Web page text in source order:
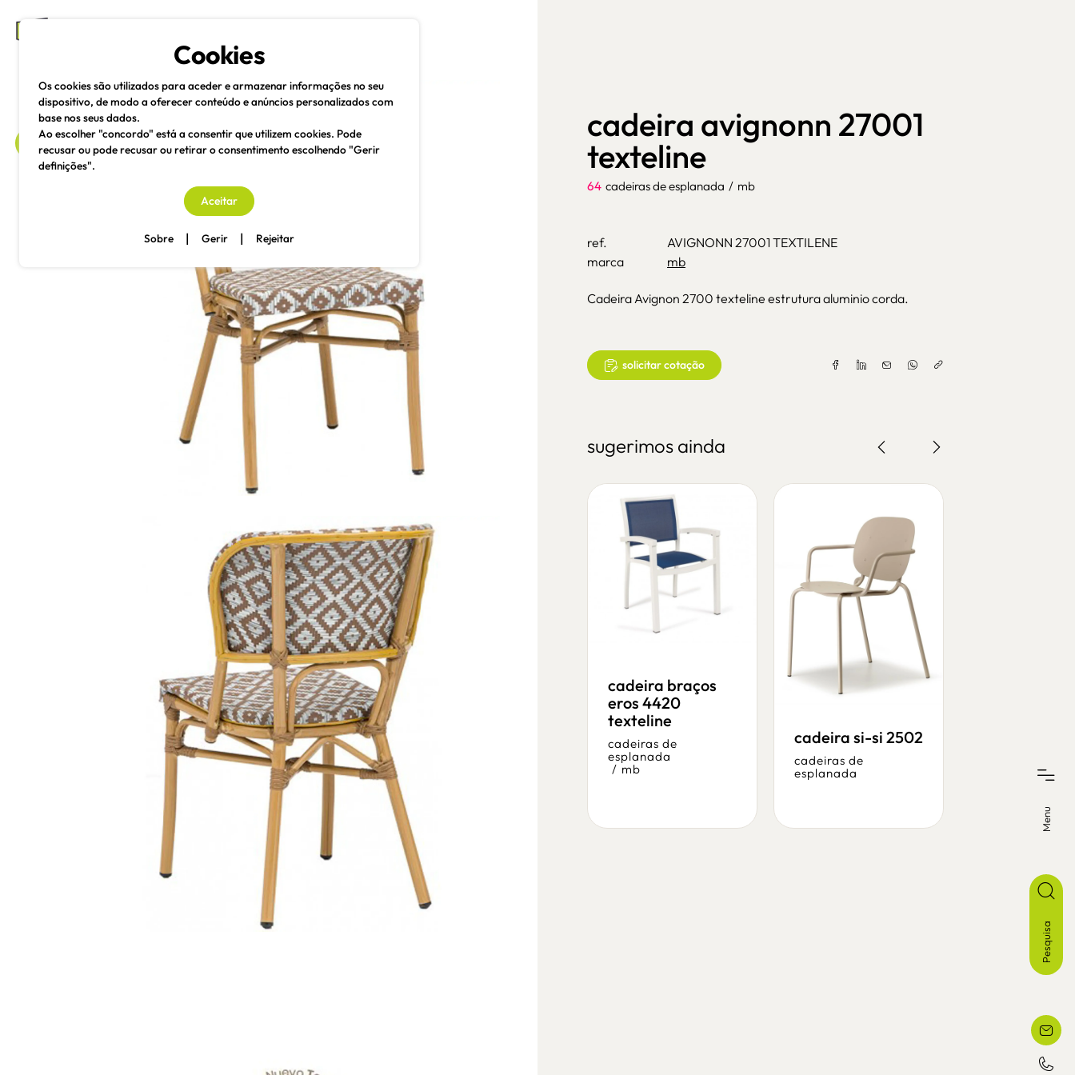
cadeira avignonn 27001
texteline
64 cadeiras de esplanada / mb
ref.
AVIGNONN 27001 TEXTILENE
marca
mb
Cadeira Avignon 2700 texteline estrutura aluminio corda.
solicitar cotação
sugerimos ainda
cadeira piu 2335
cadeiras de
esplanada
/
cadeira scabdesign
cadeira braços
eros 4420
texteline
cadeiras de
esplanada
/ mb
cadeira si-si 2502
cadeiras de
esplanada
Menu
Pesquisa
Cookies
Os cookies são utilizados para aceder e armazenar informações no seu
dispositivo, de modo a oferecer conteúdo e anúncios personalizados com
base nos seus dados.
Ao escolher "concordo" está a consentir que utilizem cookies. Pode
recusar ou pode recusar ou retirar o consentimento escolhendo "Gerir
definições".
Aceitar
Sobre | Gerir | Rejeitar